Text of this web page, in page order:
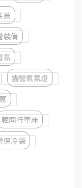
薦
裝備
氛
露營氣氛燈
韓國行軍床
保冷袋